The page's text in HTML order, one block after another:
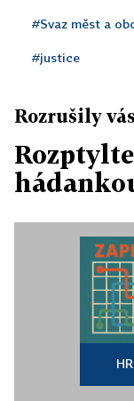
#Svaz měst a
#justice
Rozrušily